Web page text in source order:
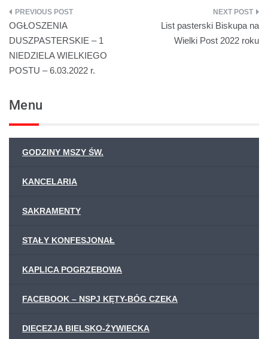
OGŁOSZENIA
DUSZPASTERSKIE – 1
NIEDZIELA WIELKIEGO
POSTU – 6.03.2022 r.
List pasterski Biskupa na
Wielki Post 2022 roku
Menu
GODZINY MSZY ŚW.
KANCELARIA
SAKRAMENTY
STAŁY KONFESJONAŁ
KAPLICA POGRZEBOWA
FACEBOOK – NSPJ KĘTY-BÓG CZEKA
DIECEZJA BIELSKO-ŻYWIECKA